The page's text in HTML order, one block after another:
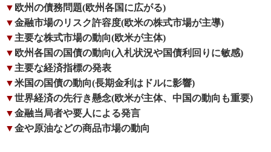
▼ 欧州の債務問題(欧州各国に広がる)
▼金融市場のリスク許容度(欧米の株式市場が主導)
▼主要な株式市場の動向(欧米が主体)
▼ 欧州各国の国債の動向(入札状況や国債利回りに敏感)
▼主要な経済指標の発表
▼米国の国債の動向(長期金利はドルに影響)
▼世界経済の先行き懸念(欧米が主体、中国の動向も重要)
▼金融当局者や要人による発言
▼金や原油などの商品市場の動向